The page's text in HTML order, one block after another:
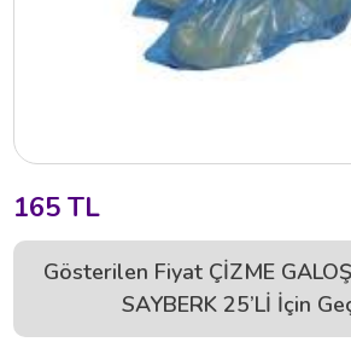
165 TL
Gösterilen Fiyat ÇİZME
SAYBERK 25’Lİ İçin